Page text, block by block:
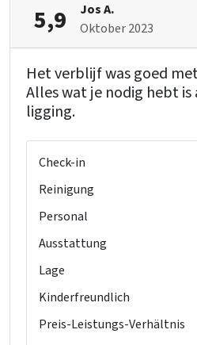
5,9
Jos A.
Oktober 2023
Het verblijf was goed
Alles wat je nodig hebt is
ligging.
Check-in
Reinigung
Personal
Ausstattung
Lage
Kinderfreundlich
Preis-Leistungs-Verhältnis